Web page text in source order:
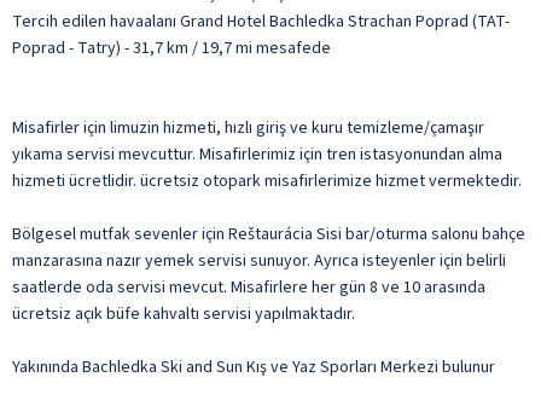
Tercih edilen havaalanı Grand Hotel Bachledka Strachan Poprad (TAT-
Poprad - Tatry) - 31,7 km / 19,7 mi mesafede
Misafirler için limuzin hizmeti, hızlı giriş ve kuru temizleme/çamaşır
yıkama servisi mevcuttur. Misafirlerimiz için tren istasyonundan alma
hizmeti ücretlidir. ücretsiz otopark misafirlerimize hizmet vermektedir.
Bölgesel mutfak sevenler için Reštaurácia Sisi bar/oturma salonu bahçe
manzarasına nazır yemek servisi sunuyor. Ayrıca isteyenler için belirli
saatlerde oda servisi mevcut. Misafirlere her gün 8 ve 10 arasında
ücretsiz açık büfe kahvaltı servisi yapılmaktadır.
Yakınında Bachledka Ski and Sun Kış ve Yaz Sporları Merkezi bulunur